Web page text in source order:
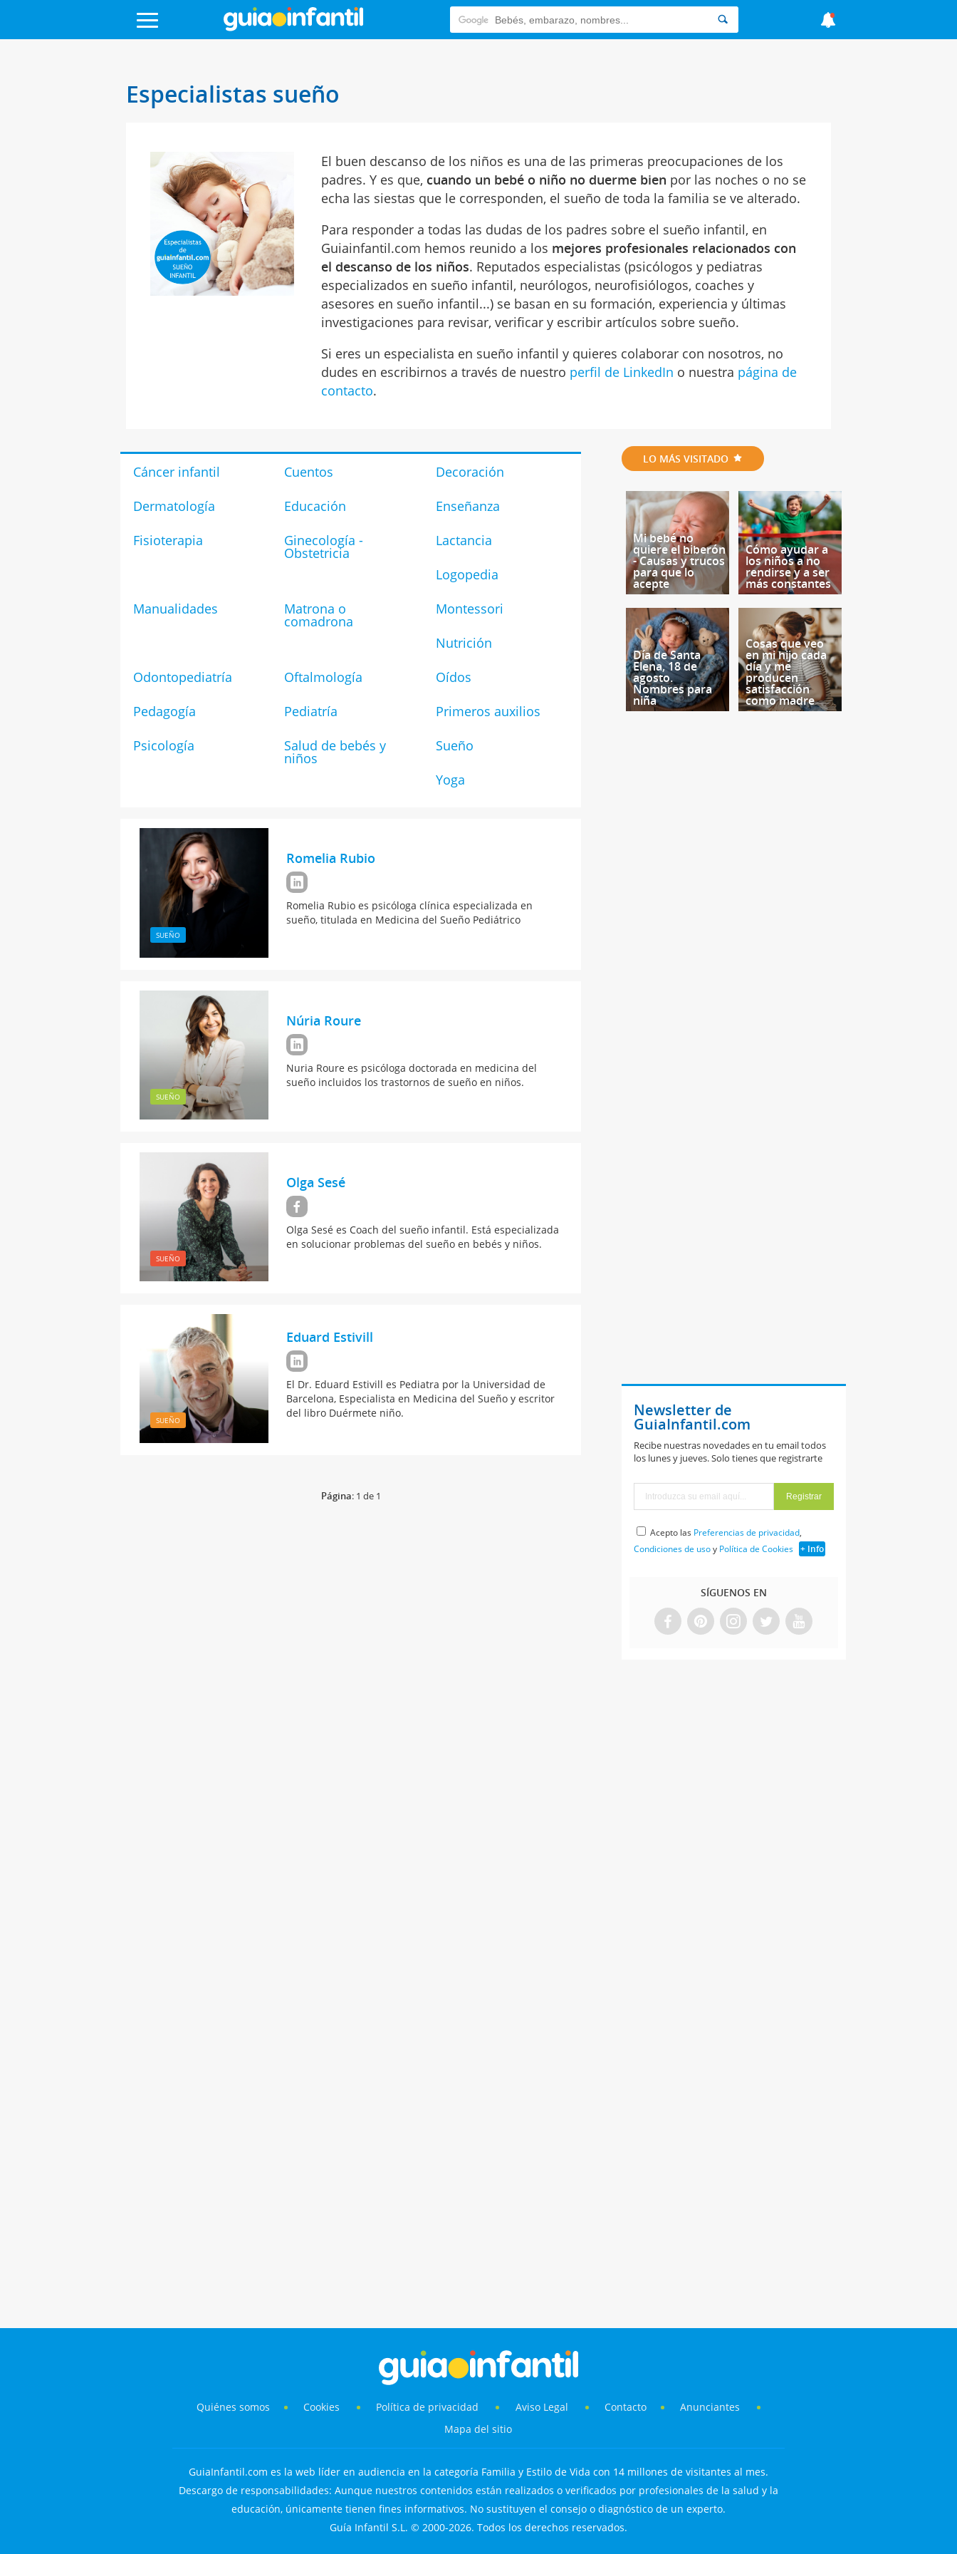
Especialistas sueño
El buen descanso de los niños es una de las primeras preocupaciones de los
padres. Y es que, cuando un bebé o niño no duerme bien por las noches o no se
echa las siestas que le corresponden, el sueño de toda la familia se ve alterado.
Para responder a todas las dudas de los padres sobre el sueño infantil, en
Guiainfantil.com hemos reunido a los mejores profesionales relacionados con
el descanso de los niños. Reputados especialistas (psicólogos y pediatras
especializados en sueño infantil, neurólogos, neurofisiólogos, coaches y
asesores en sueño infantil...) se basan en su formación, experiencia y últimas
investigaciones para revisar, verificar y escribir artículos sobre sueño.
Si eres un especialista en sueño infantil y quieres colaborar con nosotros, no
dudes en escribirnos a través de nuestro perfil de LinkedIn o nuestra página de
contacto.
Cáncer infantil Cuentos
Decoración
Dermatología
Educación
Enseñanza
Fisioterapia
Ginecología -
Obstetricia
Lactancia
Logopedia
Manualidades
Matrona o
comadrona
Montessori
Nutrición
Odontopediatría
Oftalmología
Oídos
Pedagogía
Pediatría
Primeros auxilios
Psicología
Salud de bebés y
niños
Sueño
Yoga
SUEÑO
Romelia Rubio
Romelia Rubio es psicóloga clínica especializada en
sueño, titulada en Medicina del Sueño Pediátrico
SUEÑO
Núria Roure
Nuria Roure es psicóloga doctorada en medicina del
sueño incluidos los trastornos de sueño en niños.
SUEÑO
Olga Sesé
Olga Sesé es Coach del sueño infantil. Está especializada
en solucionar problemas del sueño en bebés y niños.
SUEÑO
Eduard Estivill
El Dr. Eduard Estivill es Pediatra por la Universidad de
Barcelona, Especialista en Medicina del Sueño y escritor
del libro Duérmete niño.
Página: 1 de 1
LO MÁS VISITADO
Mi bebé no
quiere el biberón
- Causas y trucos
para que lo
acepte
Cómo ayudar a
los niños a no
rendirse y a ser
más constantes
Día de Santa
Elena, 18 de
agosto.
Nombres para
niña
Cosas que veo
en mi hijo cada
día y me
producen
satisfacción
como madre
Newsletter de
GuiaInfantil.com
Recibe nuestras novedades en tu email todos
los lunes y jueves. Solo tienes que registrarte
Acepto las Preferencias de privacidad,
Condiciones de usoy Política de Cookies + Info
SÍGUENOS EN
Quiénes somos Cookies Política de privacidad Aviso Legal Contacto
Anunciantes
Mapa del sitio
GuiaInfantil.com es la web líder en audiencia en la categoría Familia y Estilo de Vida con 14 millones de visitantes al mes.
Descargo de responsabilidades: Aunque nuestros contenidos están realizados o verificados por profesionales de la salud y la
educación, únicamente tienen fines informativos. No sustituyen el consejo o diagnóstico de un experto.
Guía Infantil S.L. © 2000-2026. Todos los derechos reservados.